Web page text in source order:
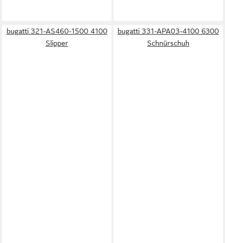
bugatti 321-AS460-1500 4100
Slipper
bugatti 331-APA03-4100 6300
Schnürschuh